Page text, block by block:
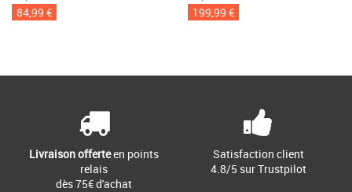
84,99 € 199,99 €
Livraison offerteen points
relais
dès 75€ d'achat
Satisfaction client
4.8/5 sur Trustpilot